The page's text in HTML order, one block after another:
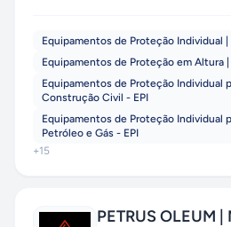
Equipamentos de Proteção Individual |
Equipamentos de Proteção em Altura |
Equipamentos de Proteção Individual
Construção Civil - EPI
Equipamentos de Proteção Individual
Petróleo e Gás - EPI
+15
PETRUS OLEUM